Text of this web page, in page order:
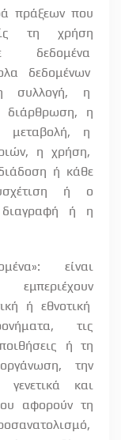
πράξεων που
τη χρήση
δεδομένα
δεδομένων
συλλογή,
η
διάρθρωση, η
μεταβολή,
η
η χρήση,
ή κάθε
ή ο
ή η
είναι
ή εθνοτική
τις
ή τη
την
και
αφορούν τη